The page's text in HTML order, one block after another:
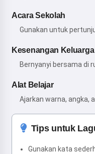
Acara Sekolah
Gunakan untuk
Kesenangan Keluarga
Bernyanyi bersama di
Alat Belajar
Ajarkan warna, angka,
Tips untuk
Gunakan kata